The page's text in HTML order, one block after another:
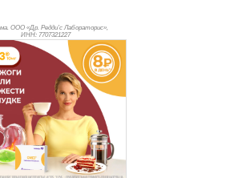
ООО «Др. Редди’с Лабораторис»,
ИНН: 7707321227